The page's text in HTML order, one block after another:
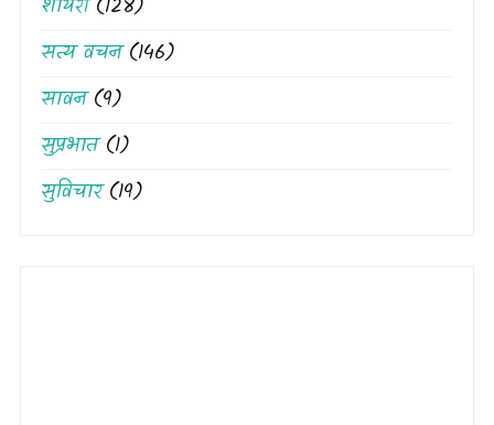
शायरी(128)
सत्य वचन(146)
सावन(9)
सुप्रभात(1)
सुविचार(19)